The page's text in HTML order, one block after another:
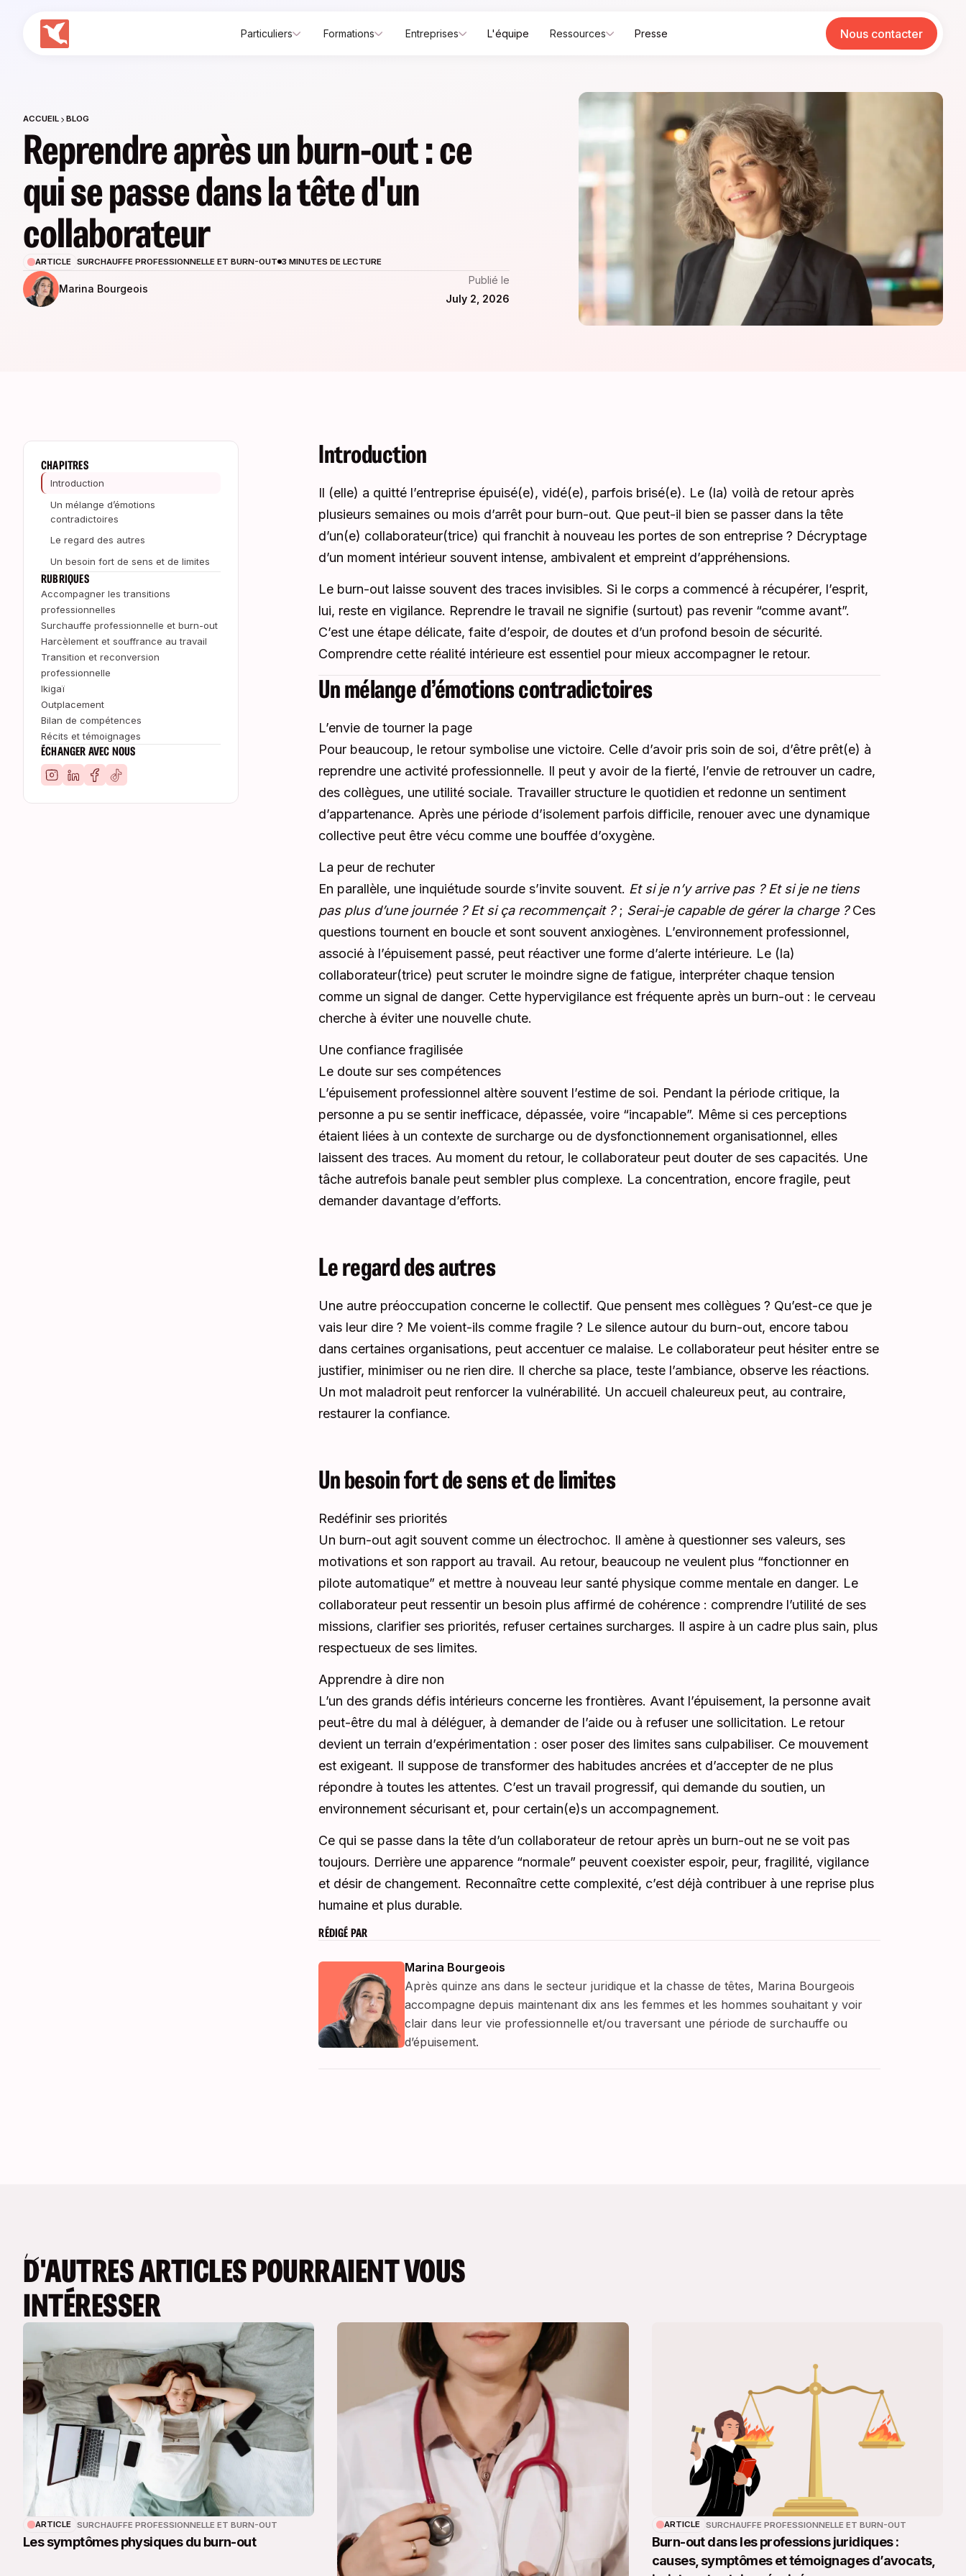
Particuliers Formations Entreprises L'équipe Ressources Presse Nous contacter
ACCUEIL BLOG
Reprendre après un burn-out : ce
qui se passe dans la tête d'un
collaborateur
ARTICLE SURCHAUFFE PROFESSIONNELLE ET BURN-OUT 3 MINUTES DE LECTURE
Marina Bourgeois
Publié le
July 2, 2026
CHAPITRES
Introduction
Un mélange d’émotions
contradictoires
Le regard des autres
Un besoin fort de sens et de limites
RUBRIQUES
Accompagner les transitions
professionnelles
Surchauffe professionnelle et burn-out
Harcèlement et souffrance au travail
Transition et reconversion
professionnelle
Ikigaï
Outplacement
Bilan de compétences
Récits et témoignages
ÉCHANGER AVEC NOUS
Introduction
Il (elle) a quitté l’entreprise épuisé(e), vidé(e), parfois brisé(e). Le (la) voilà de retour après
plusieurs semaines ou mois d’arrêt pour burn-out. Que peut-il bien se passer dans la tête
d’un(e) collaborateur(trice) qui franchit à nouveau les portes de son entreprise ? Décryptage
d’un moment intérieur souvent intense, ambivalent et empreint d’appréhensions.
Le burn-out laisse souvent des traces invisibles. Si le corps a commencé à récupérer, l’esprit,
lui, reste en vigilance. Reprendre le travail ne signifie (surtout) pas revenir “comme avant”.
C’est une étape délicate, faite d’espoir, de doutes et d’un profond besoin de sécurité.
Comprendre cette réalité intérieure est essentiel pour mieux accompagner le retour.
Un mélange d’émotions contradictoires
L’envie de tourner la page
Pour beaucoup, le retour symbolise une victoire. Celle d’avoir pris soin de soi, d’être prêt(e) à
reprendre une activité professionnelle. Il peut y avoir de la fierté, l’envie de retrouver un cadre,
des collègues, une utilité sociale. Travailler structure le quotidien et redonne un sentiment
d’appartenance. Après une période d’isolement parfois difficile, renouer avec une dynamique
collective peut être vécu comme une bouffée d’oxygène.
La peur de rechuter
En parallèle, une inquiétude sourde s’invite souvent. Et si je n’y arrive pas ? Et si je ne tiens
pas plus d’une journée ? Et si ça recommençait ? ; Serai-je capable de gérer la charge ?Ces
questions tournent en boucle et sont souvent anxiogènes. L’environnement professionnel,
associé à l’épuisement passé, peut réactiver une forme d’alerte intérieure. Le (la)
collaborateur(trice) peut scruter le moindre signe de fatigue, interpréter chaque tension
comme un signal de danger. Cette hypervigilance est fréquente après un burn-out : le cerveau
cherche à éviter une nouvelle chute.
Une confiance fragilisée
Le doute sur ses compétences
L’épuisement professionnel altère souvent l’estime de soi. Pendant la période critique, la
personne a pu se sentir inefficace, dépassée, voire “incapable”. Même si ces perceptions
étaient liées à un contexte de surcharge ou de dysfonctionnement organisationnel, elles
laissent des traces. Au moment du retour, le collaborateur peut douter de ses capacités. Une
tâche autrefois banale peut sembler plus complexe. La concentration, encore fragile, peut
demander davantage d’efforts.
Le regard des autres
Une autre préoccupation concerne le collectif. Que pensent mes collègues ? Qu’est-ce que je
vais leur dire ? Me voient-ils comme fragile ? Le silence autour du burn-out, encore tabou
dans certaines organisations, peut accentuer ce malaise. Le collaborateur peut hésiter entre se
justifier, minimiser ou ne rien dire. Il cherche sa place, teste l’ambiance, observe les réactions.
Un mot maladroit peut renforcer la vulnérabilité. Un accueil chaleureux peut, au contraire,
restaurer la confiance.
Un besoin fort de sens et de limites
Redéfinir ses priorités
Un burn-out agit souvent comme un électrochoc. Il amène à questionner ses valeurs, ses
motivations et son rapport au travail. Au retour, beaucoup ne veulent plus “fonctionner en
pilote automatique” et mettre à nouveau leur santé physique comme mentale en danger. Le
collaborateur peut ressentir un besoin plus affirmé de cohérence : comprendre l’utilité de ses
missions, clarifier ses priorités, refuser certaines surcharges. Il aspire à un cadre plus sain, plus
respectueux de ses limites.
Apprendre à dire non
L’un des grands défis intérieurs concerne les frontières. Avant l’épuisement, la personne avait
peut-être du mal à déléguer, à demander de l’aide ou à refuser une sollicitation. Le retour
devient un terrain d’expérimentation : oser poser des limites sans culpabiliser. Ce mouvement
est exigeant. Il suppose de transformer des habitudes ancrées et d’accepter de ne plus
répondre à toutes les attentes. C’est un travail progressif, qui demande du soutien, un
environnement sécurisant et, pour certain(e)s un accompagnement.
Ce qui se passe dans la tête d’un collaborateur de retour après un burn-out ne se voit pas
toujours. Derrière une apparence “normale” peuvent coexister espoir, peur, fragilité, vigilance
et désir de changement. Reconnaître cette complexité, c’est déjà contribuer à une reprise plus
humaine et plus durable.
RÉDIGÉ PAR
Marina Bourgeois
Après quinze ans dans le secteur juridique et la chasse de têtes, Marina Bourgeois
accompagne depuis maintenant dix ans les femmes et les hommes souhaitant y voir
clair dans leur vie professionnelle et/ou traversant une période de surchauffe ou
d’épuisement.
D'AUTRES ARTICLES POURRAIENT VOUS
INTÉRESSER
ARTICLE SURCHAUFFE PROFESSIONNELLE ET BURN-OUT
Les symptômes physiques du burn-out
ARTICLE SURCHAUFFE PROFESSIONNELLE ET BURN-OUT
Burn-out dans les professions juridiques :
causes, symptômes et témoignages d’avocats,